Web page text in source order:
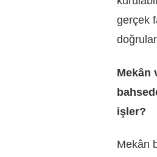
gerçek
Mekân
işler?
Mekân